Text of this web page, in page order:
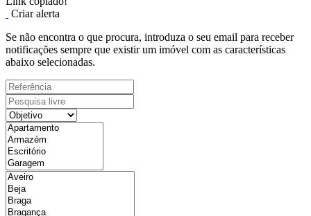
Criar alerta
Se não encontra o que procura, introduza o seu email para receber
notificações sempre que existir um imóvel com as características
abaixo selecionadas.